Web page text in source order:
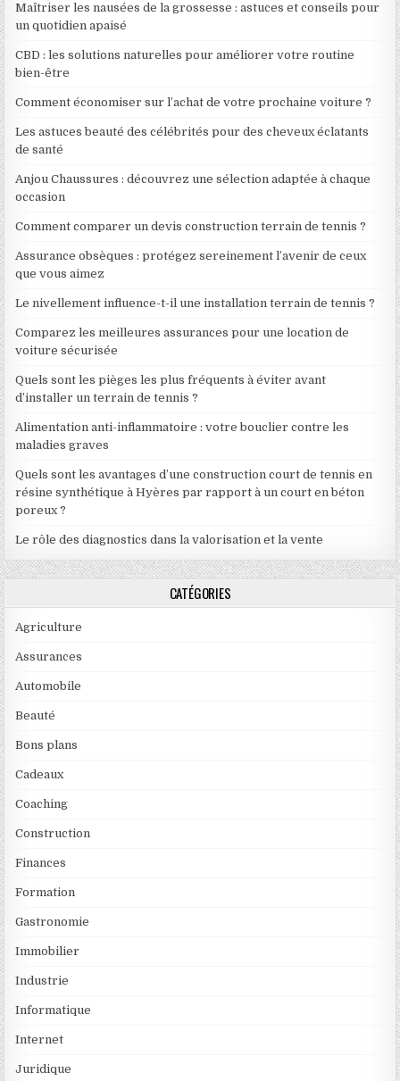
Maîtriser les nausées de la grossesse : astuces et conseils pour
un quotidien apaisé
CBD : les solutions naturelles pour améliorer votre routine
bien-être
Comment économiser sur l’achat de votre prochaine voiture ?
Les astuces beauté des célébrités pour des cheveux éclatants
de santé
Anjou Chaussures : découvrez une sélection adaptée à chaque
occasion
Comment comparer un devis construction terrain de tennis ?
Assurance obsèques : protégez sereinement l’avenir de ceux
que vous aimez
Le nivellement influence-t-il une installation terrain de tennis ?
Comparez les meilleures assurances pour une location de
voiture sécurisée
Quels sont les pièges les plus fréquents à éviter avant
d’installer un terrain de tennis ?
Alimentation anti-inflammatoire : votre bouclier contre les
maladies graves
Quels sont les avantages d’une construction court de tennis en
résine synthétique à Hyères par rapport à un court en béton
poreux ?
Le rôle des diagnostics dans la valorisation et la vente
CATÉGORIES
Agriculture
Assurances
Automobile
Beauté
Bons plans
Cadeaux
Coaching
Construction
Finances
Formation
Gastronomie
Immobilier
Industrie
Informatique
Internet
Juridique